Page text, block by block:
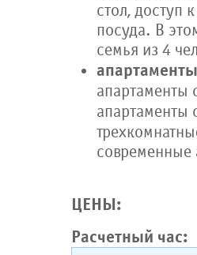
стол, доступ
посуда. В
семья из 4
современные
ЦЕНЫ:
Расчетный час: